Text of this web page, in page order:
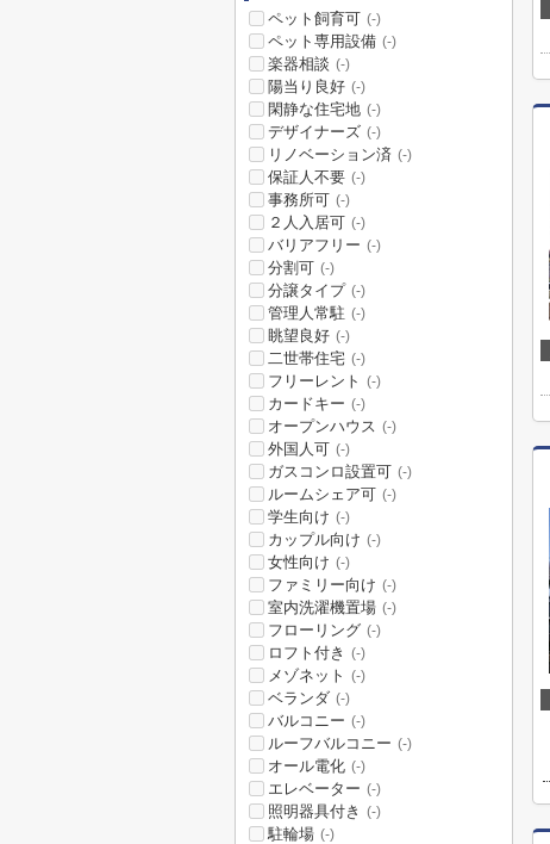
ペット飼育可 (-)
ペット専用設備 (-)
楽器相談 (-)
陽当り良好 (-)
閑静な住宅地 (-)
デザイナーズ (-)
リノベーション済 (-)
保証人不要 (-)
事務所可 (-)
２人入居可 (-)
バリアフリー (-)
分割可 (-)
分譲タイプ (-)
管理人常駐 (-)
眺望良好 (-)
二世帯住宅 (-)
フリーレント (-)
カードキー (-)
オープンハウス (-)
外国人可 (-)
ガスコンロ設置可 (-)
ルームシェア可 (-)
学生向け (-)
カップル向け (-)
女性向け (-)
ファミリー向け (-)
室内洗濯機置場 (-)
フローリング (-)
ロフト付き (-)
メゾネット (-)
ベランダ (-)
バルコニー (-)
ルーフバルコニー (-)
オール電化 (-)
エレベーター (-)
照明器具付き (-)
駐輪場 (-)